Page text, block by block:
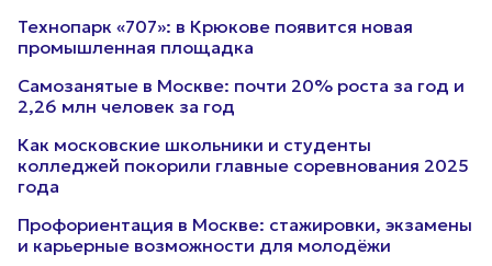
Технопарк «707»: в Крюкове появится новая
промышленная площадка
Самозанятые в Москве: почти 20% роста за год и
2,26 млн человек за год
Как московские школьники и студенты
колледжей покорили главные соревнования 2025
года
Профориентация в Москве: стажировки, экзамены
и карьерные возможности для молодёжи